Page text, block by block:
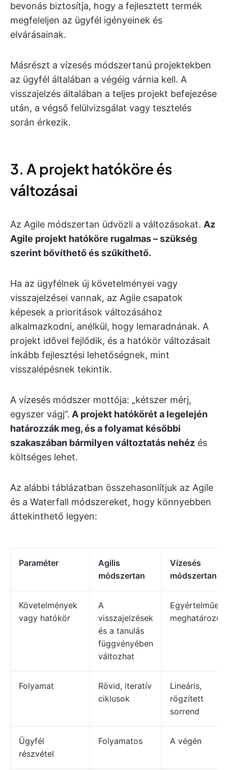
bevonás biztosítja, hogy a fejlesztett termék
megfeleljen az ügyfél igényeinek és
elvárásainak.
Másrészt a vízesés módszertanú projektekben
az ügyfél általában a végéig várnia kell. A
visszajelzés általában a teljes projekt befejezése
után, a végső felülvizsgálat vagy tesztelés
során érkezik.
3. A projekt hatóköre és
változásai
Az Agile módszertan üdvözli a változásokat. Az
Agile projekt hatóköre rugalmas – szükség
szerint bővíthető és szűkíthető.
Ha az ügyfélnek új követelményei vagy
visszajelzései vannak, az Agile csapatok
képesek a prioritások változásához
alkalmazkodni, anélkül, hogy lemaradnának. A
projekt idővel fejlődik, és a hatókör változásait
inkább fejlesztési lehetőségnek, mint
visszalépésnek tekintik.
A vízesés módszer mottója: „kétszer mérj,
egyszer vágj”. A projekt hatókörét a legelején
határozzák meg, és a folyamat későbbi
szakaszában bármilyen változtatás nehéz és
költséges lehet.
Az alábbi táblázatban összehasonlítjuk az Agile
és a Waterfall módszereket, hogy könnyebben
áttekinthető legyen:
Paraméter
Agilis
módszertan
Vízesés
módszertan
Követelmények
vagy hatókör
A
visszajelzések
és a tanulás
függvényében
változhat
Egyértelműen
meghatározott
Folyamat
Rövid, iteratív
ciklusok
Lineáris,
rögzített
sorrend
Ügyfél
részvétel
Folyamatos A végén